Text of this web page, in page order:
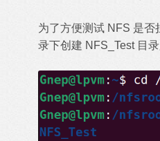
为了方便测试 NFS 是否
录下创建 NFS_Test 目录